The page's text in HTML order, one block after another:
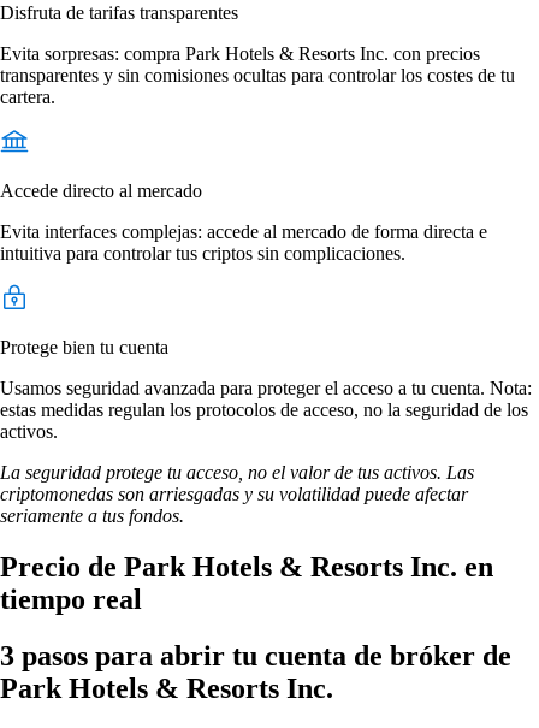
Disfruta de tarifas transparentes
Evita sorpresas: compra Park Hotels & Resorts Inc. con precios
transparentes y sin comisiones ocultas para controlar los costes de tu
cartera.
Accede directo al mercado
Evita interfaces complejas: accede al mercado de forma directa e
intuitiva para controlar tus criptos sin complicaciones.
Protege bien tu cuenta
Usamos seguridad avanzada para proteger el acceso a tu cuenta. Nota:
estas medidas regulan los protocolos de acceso, no la seguridad de los
activos.
La seguridad protege tu acceso, no el valor de tus activos. Las
criptomonedas son arriesgadas y su volatilidad puede afectar
seriamente a tus fondos.
Precio de Park Hotels & Resorts Inc. en
tiempo real
3 pasos para abrir tu cuenta de bróker de
Park Hotels & Resorts Inc.